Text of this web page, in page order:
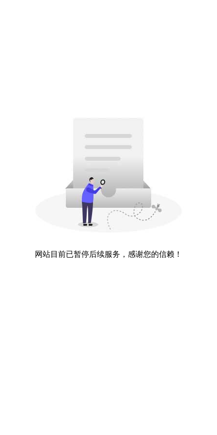
网站目前已暂停后续服务，感谢您的信赖！